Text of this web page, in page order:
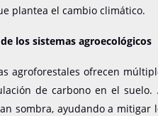
plantea el cambio climático.
los sistemas agroecológicos
agroforestales ofrecen
de carbono en el
sombra, ayudando a mitigar